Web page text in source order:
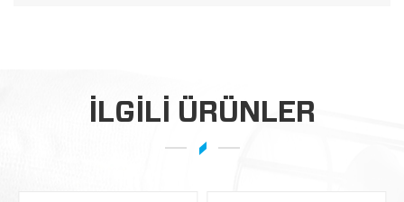
ILGILI ÜRÜNLER